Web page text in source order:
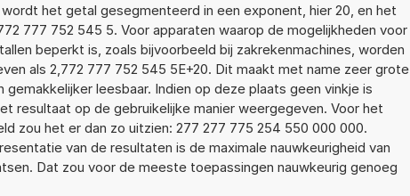
het getal gesegmenteerd in een exponent, hier 20, en het
777 752 545 5. Voor apparaten waarop de mogelijkheden voor
beperkt is, zoals bijvoorbeeld bij zakrekenmachines, worden
als 2,772 777 752 545 5E+20. Dit maakt met name zeer grote
gemakkelijker leesbaar. Indien op deze plaats geen vinkje is
resultaat op de gebruikelijke manier weergegeven. Voor het
zou het er dan zo uitzien: 277 277 775 254 550 000 000.
van de resultaten is de maximale nauwkeurigheid van
Dat zou voor de meeste toepassingen nauwkeurig genoeg